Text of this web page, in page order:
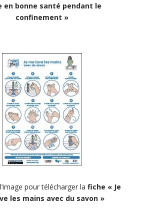
en bonne santé pendant le
confinement »
pour télécharger la fiche « Je
les mains avec du savon »